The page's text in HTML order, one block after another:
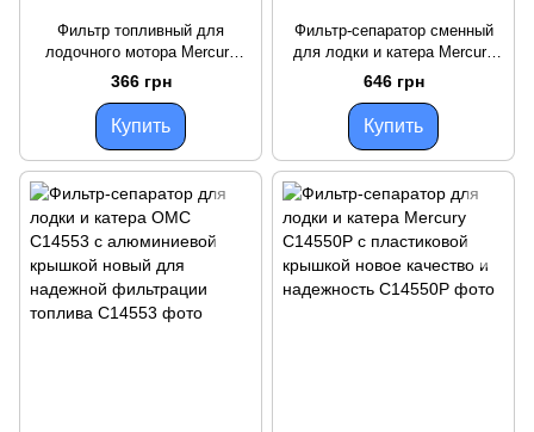
Фильтр топливный для
лодочного мотора Mercury
C14559 масляный фильтр для
4-тактных двигателей
366 грн
Купить
Фильтр-сепаратор сменный
для лодки и катера Mercury
C14568 для защиты
двигателя от воды и грязи
646 грн
Купить